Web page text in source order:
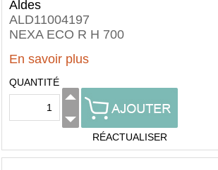
Aldes
ALD11004197
NEXA ECO R H 700
En savoir plus
QUANTITÉ
RÉACTUALISER